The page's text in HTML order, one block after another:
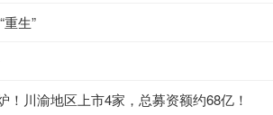
生”
！川渝地区上市4家，总募资额约68亿！